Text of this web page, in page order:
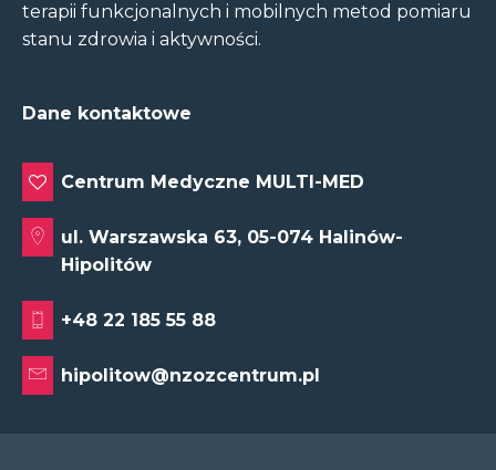
terapii funkcjonalnych i mobilnych metod pomiaru
stanu zdrowia i aktywności.
Dane kontaktowe
Centrum Medyczne MULTI-MED
ul. Warszawska 63, 05-074 Halinów-
Hipolitów
+48 22 185 55 88
hipolitow@nzozcentrum.pl